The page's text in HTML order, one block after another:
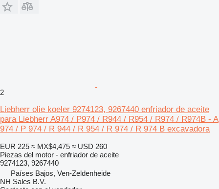
2
Liebherr olie koeler 9274123, 9267440 enfriador de aceite
para Liebherr A974 / P974 / R944 / R954 / R974 / R974B - A
974 / P 974 / R 944 / R 954 / R 974 / R 974 B excavadora
EUR 225 ≈ MX$4,475 ≈ USD 260
Piezas del motor - enfriador de aceite
9274123, 9267440
Países Bajos, Ven-Zeldenheide
NH Sales B.V.